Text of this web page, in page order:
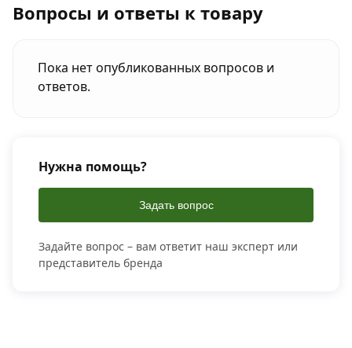
Вопросы и ответы к товару
Пока нет опубликованных вопросов и
ответов.
Нужна помощь?
Задать вопрос
Задайте вопрос – вам ответит наш эксперт или
представитель бренда